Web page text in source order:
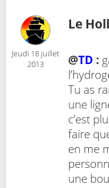
Jeudi 18 juillet
2013
Le
@TD :
Tu as
une
c’est
faire
en me
une